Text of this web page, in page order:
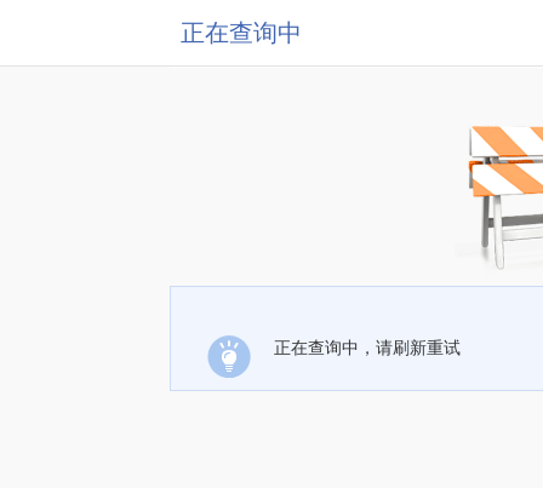
正在查询中
正在查询中，请刷新重试